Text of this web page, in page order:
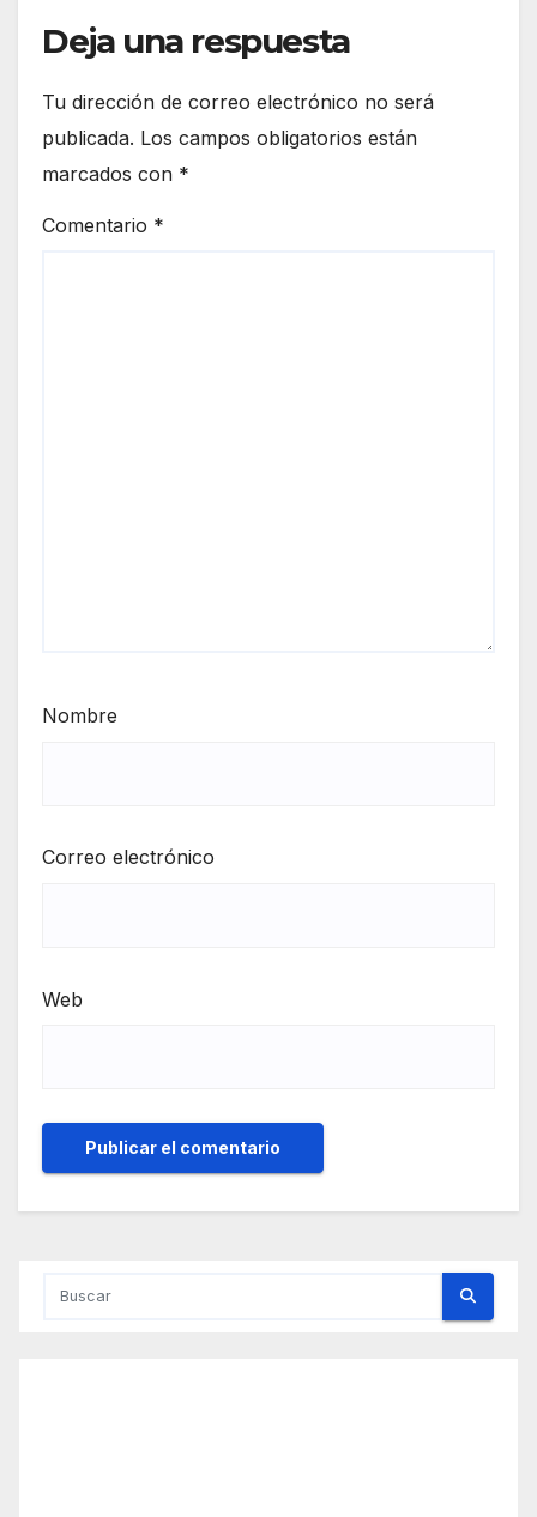
Deja una respuesta
Tu dirección de correo electrónico no será
publicada. Los campos obligatorios están
marcados con *
Comentario *
Nombre
Correo electrónico
Web